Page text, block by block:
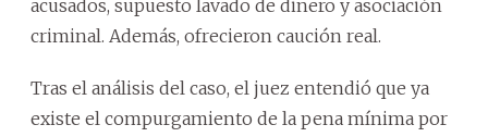
acusados, supuesto lavado de dinero y asociación
criminal. Además, ofrecieron caución real.
Tras el análisis del caso, el juez entendió que ya
existe el compurgamiento de la pena mínima por